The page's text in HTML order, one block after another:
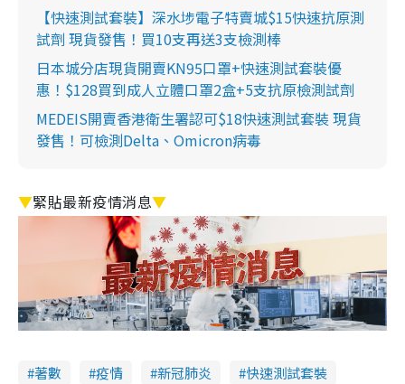
【快速測試套裝】深水埗電子特賣城$15快速抗原測
試劑 現貨發售！買10支再送3支檢測棒
日本城分店現貨開賣KN95口罩+快速測試套裝優
惠！$128買到成人立體口罩2盒+5支抗原檢測試劑
MEDEIS開賣香港衛生署認可$18快速測試套裝 現貨
發售！可檢測Delta、Omicron病毒
▼緊貼最新疫情消息▼
著數 疫情 新冠肺炎
快速測試套裝